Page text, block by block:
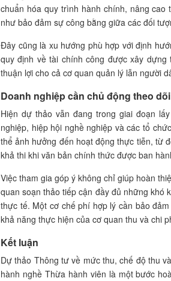
chuẩn hóa quy trình hành chính, nâng
như bảo đảm sự công bằng giữa các đối
Đây cũng là xu hướng phù hợp với định
quy định về tài chính công được xây
thuận lợi cho cả cơ quan quản lý lẫn người
Doanh nghiệp cần chủ động theo
Hiện dự thảo vẫn đang trong giai đoạn
nghiệp, hiệp hội nghề nghiệp và các tổ
thể ảnh hưởng đến hoạt động thực tiễn, từ
khả thi khi văn bản chính thức được ban
Việc tham gia góp ý không chỉ giúp hoàn
quan soạn thảo tiếp cận đầy đủ những khó
thực tế. Một cơ chế phí hợp lý cần bảo
khả năng thực hiện của cơ quan thu và chi
Kết luận
Dự thảo Thông tư về mức thu, chế độ thu
hành nghề Thừa hành viên là một bước